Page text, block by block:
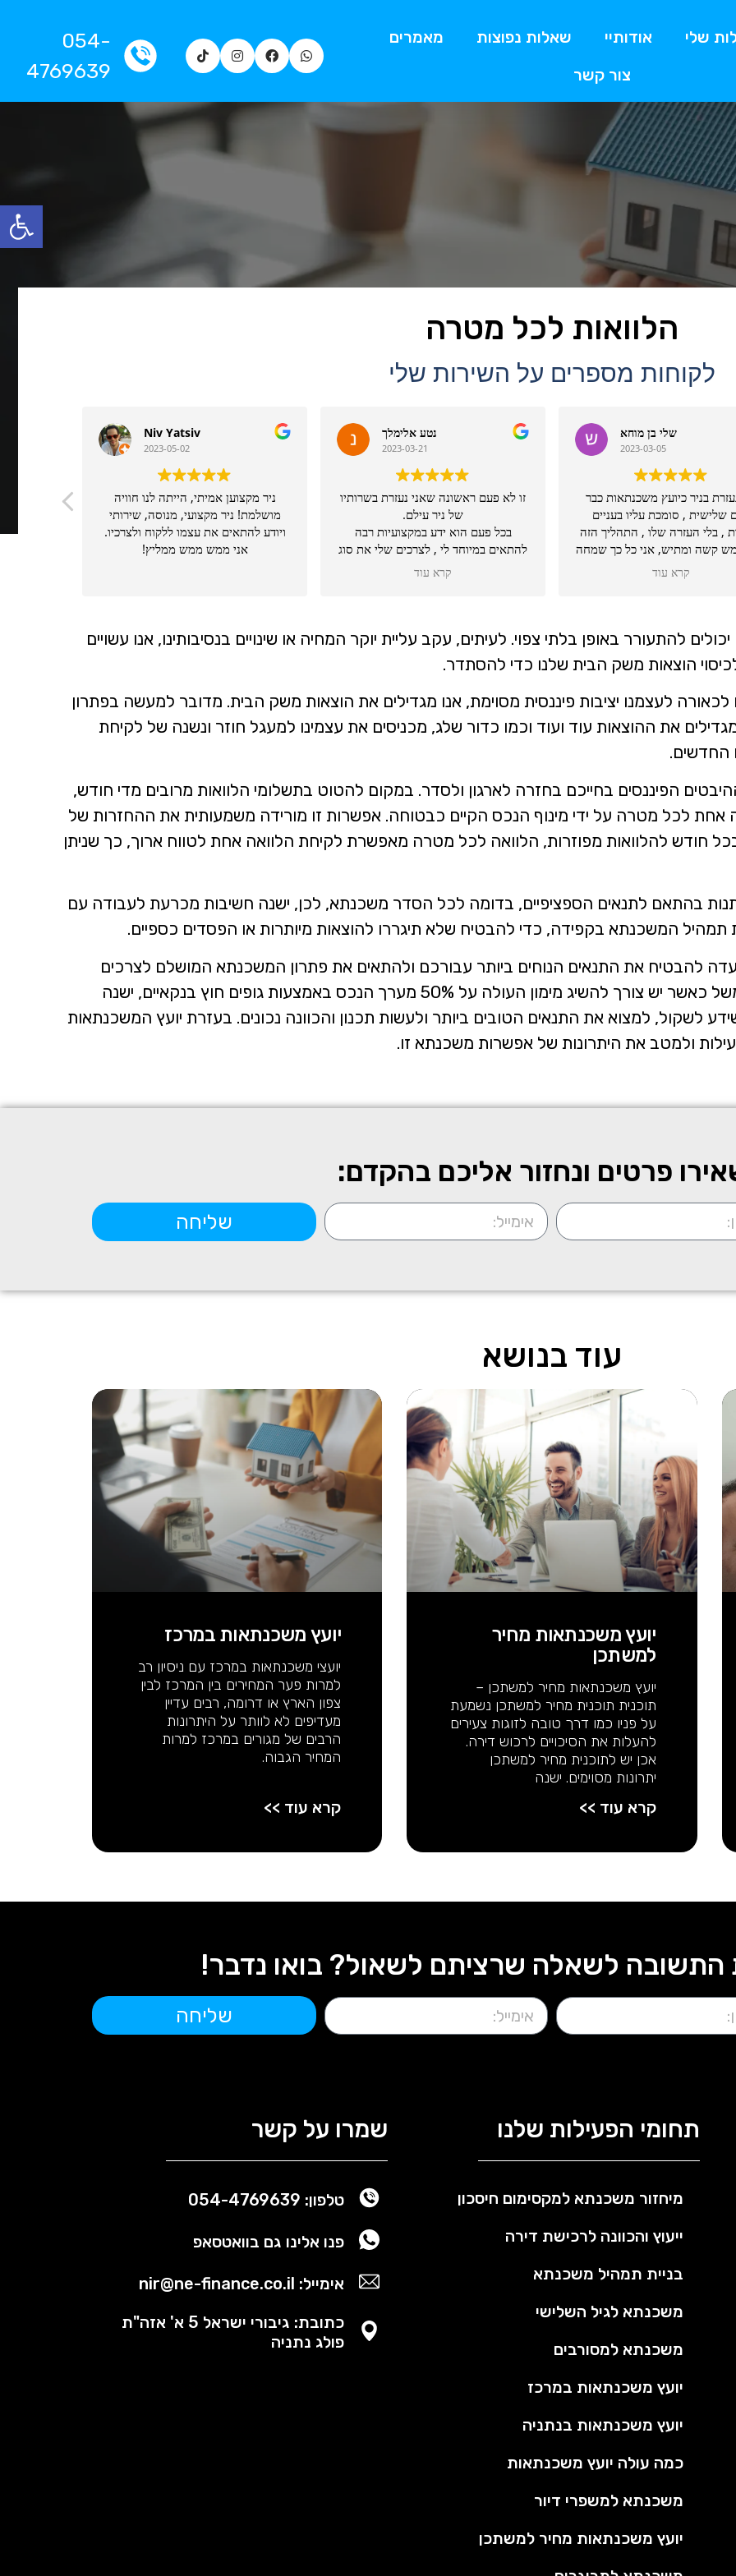
שלי אודותיי שאלות נפוצות
מאמרים
צור קשר
054-
4769639
הלוואות לכל מטרה
לקוחות מספרים על השירות שלי
תמיד
Niv Yatsiv
2023-05-02
ניר מקצוען אמיתי, הייתה לנו חוויה
מושלמת! ניר מקצועי, מנוסה, שירותי
ויודע להתאים את עצמו ללקוח ולצרכיו.
אני ממש ממש ממליץ!
נטע אלימלך
2023-03-21
זו לא פעם ראשונה שאני נעזרת בשרותיו
של ניר עילם.
בכל פעם הוא ידע במקצועיות רבה
להתאים במיוחד לי , לצרכים שלי את סוג
המשכנתא הנכונה לי, עם התנאים
הטובים ביותר שהיו באותה עת בשוק.
שהיא הייתה בריבית נמוכה ,ולקחת
משכנתא נוספת קטנה שתאמה לצרכים
שלי באותה עת.
בעיות כלכליות שהיו לפני.
אני בכל הזדמנות ממליצה עליו לכל אחד
,לא רק בזכות המקצועיות שלו, אלא
תודה רבה לך ניר
וברור שממליצה עליו בחום!
קרא עוד
שלי בן מוחא
2023-03-05
בניר כיועץ משכנתאות כבר
שלישית , סומכת עליו בעניים
, בלי העזרה שלו , התהליך הזה
קשה ומתיש, אני כל כך שמחה
אותו ויש לציין שהעזרה שלו
שווה כל שקל!
קרא עוד
להתעורר באופן בלתי צפוי. לעיתים, עקב עליית יוקר המחיה או שינויים בנסיבותינו, אנו עשויים
הוצאות משק הבית שלנו כדי להסתדר.
לעצמנו יציבות פיננסית מסוימת, אנו מגדילים את הוצאות משק הבית. מדובר למעשה בפתרון
את ההוצאות עוד ועוד וכמו כדור שלג, מכניסים את עצמינו למעגל חוזר ונשנה של לקיחת
החדשים.
הפיננסים בחייכם בחזרה לארגון ולסדר. במקום להטוט בתשלומי הלוואות מרובים מדי חודש,
אחת לכל מטרה על ידי מינוף הנכס הקיים כבטוחה. אפשרות זו מורידה משמעותית את ההחזרות של
חודש להלוואות מפוזרות, הלוואה לכל מטרה מאפשרת לקיחת הלוואה אחת לטווח ארוך, כך שניתן
בהתאם לתנאים הספציפיים, בדומה לכל הסדר משכנתא, לכן, ישנה חשיבות מכרעת לעבודה עם
תמהיל המשכנתא בקפידה, כדי להבטיח שלא תיגררו להוצאות מיותרות או הפסדים כספיים.
להבטיח את התנאים הנוחים ביותר עבורכם ולהתאים את פתרון המשכנתא המושלם לצרכים
הספציפיים שלכם. כמו כן, במצבים מסוימים, למשל כאשר יש צורך להשיג מימון העולה על 50% מערך הנכס באמצעות גופים חוץ בנקאיים, ישנה
לשקול, למצוא את התנאים הטובים ביותר ולעשות תכנון והכוונה נכונים. בעזרת יועץ המשכנתאות
ולמטב את היתרונות של אפשרות משכנתא זו.
פרטים ונחזור אליכם בהקדם:
שליחה
עוד בנושא
יועץ משכנתאות מחיר
למשתכן
יועץ משכנתאות מחיר למשתכן –
תוכנית תוכנית מחיר למשתכן נשמעת
על פניו כמו דרך טובה לזוגות צעירים
להעלות את הסיכויים לרכוש דירה.
אכן יש לתוכנית מחיר למשתכן
יתרונות מסוימים. ישנה
קרא עוד >>
יועץ משכנתאות במרכז
יועצי משכנתאות במרכז עם ניסיון רב
למרות פער המחירים בין המרכז לבין
צפון הארץ או דרומה, רבים עדיין
מעדיפים לא לוותר על היתרונות
הרבים של מגורים במרכז למרות
המחיר הגבוה.
קרא עוד >>
לשאלה שרציתם לשאול? בואו נדבר!
שליחה
תחומי הפעילות שלנו
מיחזור משכנתא למקסימום חיסכון
ייעוץ והכוונה לרכישת דירה
בניית תמהיל משכנתא
משכנתא לגיל השלישי
משכנתא למסורבים
יועץ משכנתאות במרכז
יועץ משכנתאות בנתניה
כמה עולה יועץ משכנתאות
משכנתא למשפרי דיור
יועץ משכנתאות מחיר למשתכן
שמרו על קשר
טלפון: 054-4769639
פנו אלינו גם בוואטסאפ
אימייל: nir@ne-finance.co.il
כתובת: גיבורי ישראל 5 א' אזה"ת
פולג נתניה